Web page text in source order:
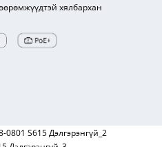
хялбархан